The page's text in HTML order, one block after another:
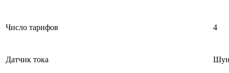
Число тарифов 4
Датчик тока